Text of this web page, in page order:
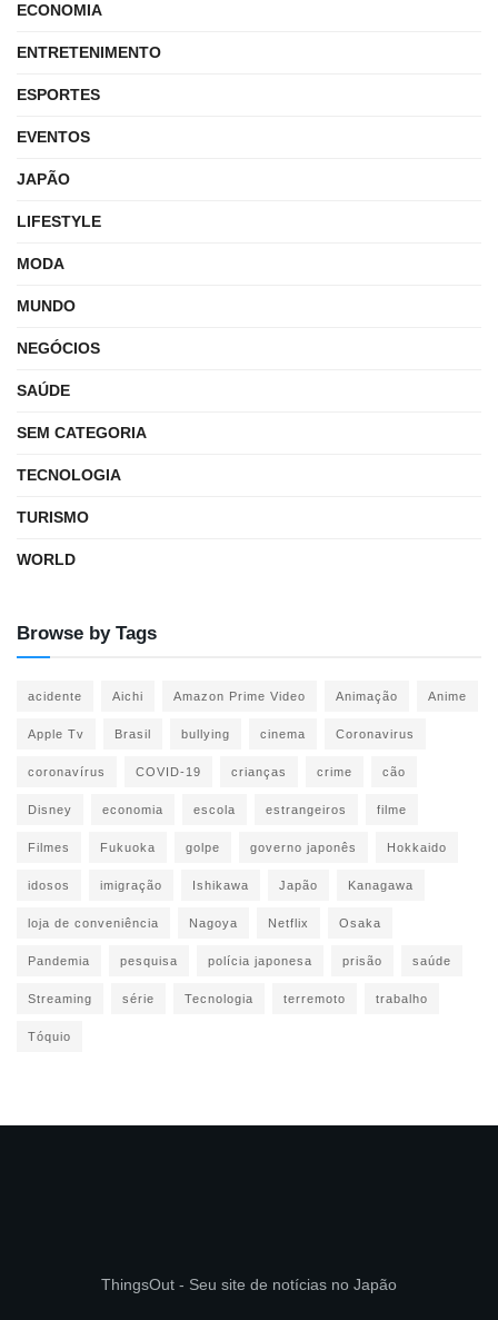
ECONOMIA
ENTRETENIMENTO
ESPORTES
EVENTOS
JAPÃO
LIFESTYLE
MODA
MUNDO
NEGÓCIOS
SAÚDE
SEM CATEGORIA
TECNOLOGIA
TURISMO
WORLD
Browse by Tags
acidente Aichi Amazon Prime Video Animação Anime
Apple Tv Brasil bullying cinema Coronavirus
coronavírus COVID-19 crianças crime cão
Disney economia escola estrangeiros filme
Filmes Fukuoka golpe governo japonês Hokkaido
idosos imigração Ishikawa Japão Kanagawa
loja de conveniência Nagoya Netflix Osaka
Pandemia pesquisa polícia japonesa prisão saúde
Streaming série Tecnologia terremoto trabalho
Tóquio
ThingsOut - Seu site de notícias no Japão